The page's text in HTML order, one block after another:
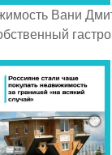
Вани